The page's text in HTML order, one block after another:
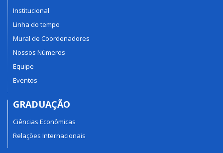
Institucional
Linha do tempo
Mural de Coordenadores
Nossos Números
Equipe
Eventos
GRADUAÇÃO
Ciências Econômicas
Relações Internacionais